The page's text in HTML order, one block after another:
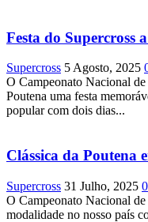
Festa do Supercross
Supercross 5 Agosto, 2025
O Campeonato Nacional de
Poutena uma festa
popular com dois dias...
Clássica da Poutena
Supercross 31 Julho, 2025 0
O Campeonato Nacional de
modalidade no nosso país